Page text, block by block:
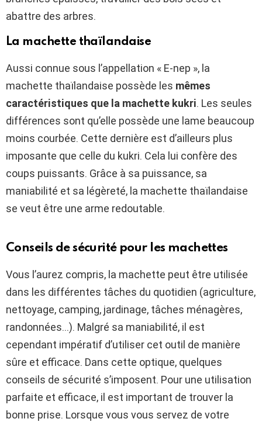
abattre des arbres.
La machette thaïlandaise
Aussi connue sous l’appellation « E-nep », la
machette thaïlandaise possède les mêmes
caractéristiques que la machette kukri. Les seules
différences sont qu’elle possède une lame beaucoup
moins courbée. Cette dernière est d’ailleurs plus
imposante que celle du kukri. Cela lui confère des
coups puissants. Grâce à sa puissance, sa
maniabilité et sa légèreté, la machette thaïlandaise
se veut être une arme redoutable.
Conseils de sécurité pour les machettes
Vous l’aurez compris, la machette peut être utilisée
dans les différentes tâches du quotidien (agriculture,
nettoyage, camping, jardinage, tâches ménagères,
randonnées…). Malgré sa maniabilité, il est
cependant impératif d’utiliser cet outil de manière
sûre et efficace. Dans cette optique, quelques
conseils de sécurité s’imposent. Pour une utilisation
parfaite et efficace, il est important de trouver la
bonne prise. Lorsque vous vous servez de votre